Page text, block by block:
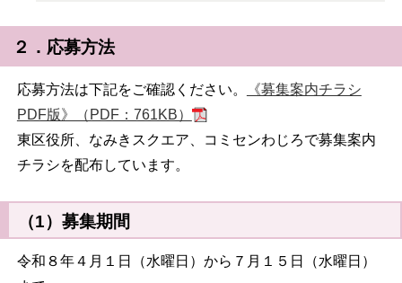
２．応募方法
応募方法は下記をご確認ください。
《募集案内チラシ
PDF版》（PDF：761KB）
東区役所、なみきスクエア、コミセンわじろで募集案内
チラシを配布しています。
（1）募集期間
令和８年４月１日（水曜日）から７月１５日（水曜日）